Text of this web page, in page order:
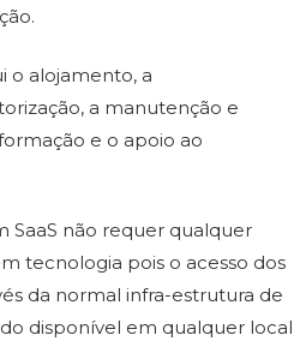
o alojamento, a
a manutenção e
e o apoio ao
SaaS não requer qualquer
tecnologia pois o acesso dos
da normal infra-estrutura de
disponível em qualquer local